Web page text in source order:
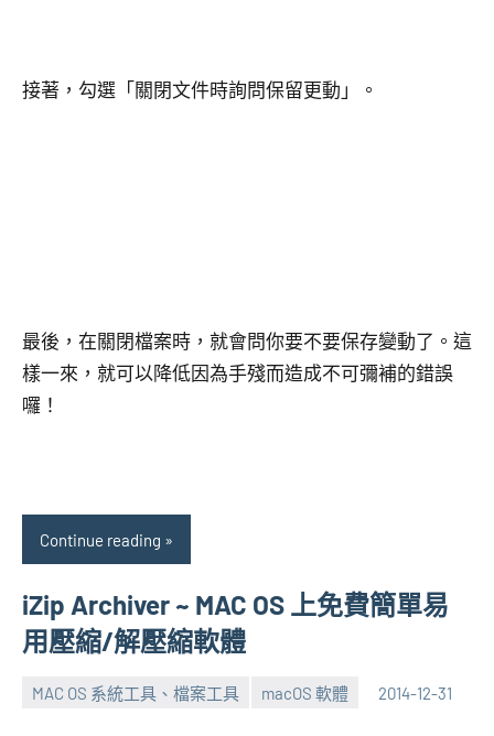
接著，勾選「關閉文件時詢問保留更動」。
最後，在關閉檔案時，就會問你要不要保存變動了。這
樣一來，就可以降低因為手殘而造成不可彌補的錯誤
囉！
Continue reading
iZip Archiver ~ MAC OS 上免費簡單易
用壓縮/解壓縮軟體
MAC OS 系統工具、檔案工具 macOS 軟體 2014-12-31